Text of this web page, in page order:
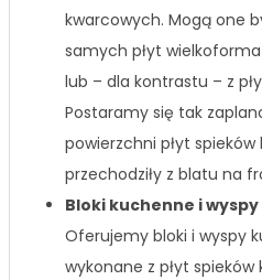
kwarcowych. Mogą one
samych płyt
lub – dla kontrastu – z
Postaramy się tak
powierzchni płyt
przechodziły z blatu na
Bloki kuchenne i
Oferujemy bloki i wyspy
wykonane z płyt